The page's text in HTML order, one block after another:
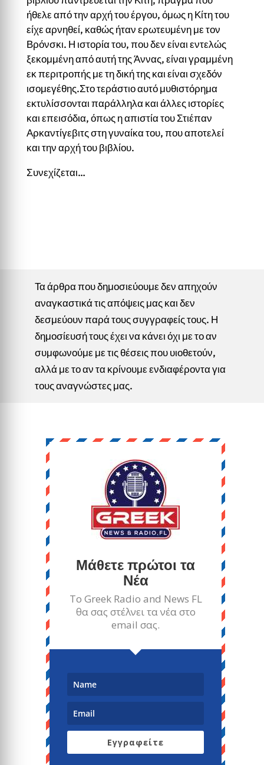
ήθελε από την αρχή του έργου, όμως η Κίτη του
είχε αρνηθεί, καθώς ήταν ερωτευμένη με τον
Βρόνσκι. Η ιστορία του, που δεν είναι εντελώς
ξεκομμένη από αυτή της Άννας, είναι γραμμένη
εκ περιτροπής με τη δική της και είναι σχεδόν
ισομεγέθης.Στο τεράστιο αυτό μυθιστόρημα
εκτυλίσσονται παράλληλα και άλλες ιστορίες
και επεισόδια, όπως η απιστία του Στιέπαν
Αρκαντίγεβιτς στη γυναίκα του, που αποτελεί
και την αρχή του βιβλίου.
Συνεχίζεται…
Τα άρθρα που δημοσιεύουμε δεν απηχούν
αναγκαστικά τις απόψεις μας και δεν
δεσμεύουν παρά τους συγγραφείς τους. Η
δημοσίευσή τους έχει να κάνει όχι με το αν
συμφωνούμε με τις θέσεις που υιοθετούν,
αλλά με το αν τα κρίνουμε ενδιαφέροντα για
τους αναγνώστες μας.
Μάθετε πρώτοι τα
Νέα
Το Greek Radio and News FL
θα σας στέλνει τα νέα στο
email σας.
Εγγραφείτε